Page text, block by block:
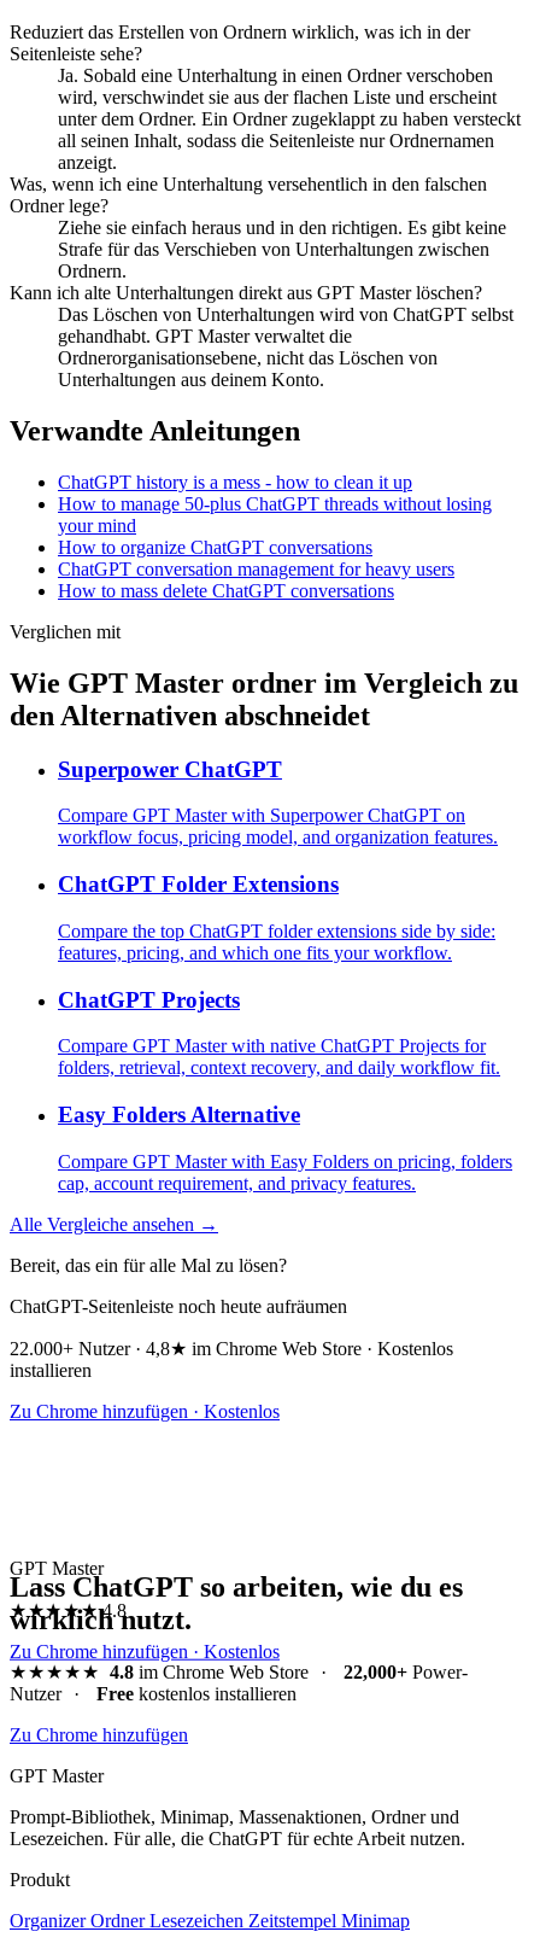
Reduziert das Erstellen von Ordnern wirklich, was ich in der
Seitenleiste sehe?
Ja. Sobald eine Unterhaltung in einen Ordner verschoben
wird, verschwindet sie aus der flachen Liste und erscheint
unter dem Ordner. Ein Ordner zugeklappt zu haben versteckt
all seinen Inhalt, sodass die Seitenleiste nur Ordnernamen
anzeigt.
Was, wenn ich eine Unterhaltung versehentlich in den falschen
Ordner lege?
Ziehe sie einfach heraus und in den richtigen. Es gibt keine
Strafe für das Verschieben von Unterhaltungen zwischen
Ordnern.
Kann ich alte Unterhaltungen direkt aus GPT Master löschen?
Das Löschen von Unterhaltungen wird von ChatGPT selbst
gehandhabt. GPT Master verwaltet die
Ordnerorganisationsebene, nicht das Löschen von
Unterhaltungen aus deinem Konto.
Verwandte Anleitungen
ChatGPT history is a mess - how to clean it up
How to manage 50-plus ChatGPT threads without losing
your mind
How to organize ChatGPT conversations
ChatGPT conversation management for heavy users
How to mass delete ChatGPT conversations
Verglichen mit
Wie GPT Master ordner im Vergleich zu
den Alternativen abschneidet
Superpower ChatGPT
Compare GPT Master with Superpower ChatGPT on
workflow focus, pricing model, and organization features.
ChatGPT Folder Extensions
Compare the top ChatGPT folder extensions side by side:
features, pricing, and which one fits your workflow.
ChatGPT Projects
Compare GPT Master with native ChatGPT Projects for
folders, retrieval, context recovery, and daily workflow fit.
Easy Folders Alternative
Compare GPT Master with Easy Folders on pricing, folders
cap, account requirement, and privacy features.
Alle Vergleiche ansehen →
Bereit, das ein für alle Mal zu lösen?
ChatGPT-Seitenleiste noch heute aufräumen
22.000+ Nutzer · 4,8★ im Chrome Web Store · Kostenlos
installieren
Zu Chrome hinzufügen · Kostenlos
GPT Master
★★★★★4.8
Zu Chrome hinzufügen · Kostenlos
Lass ChatGPT so arbeiten, wie du es
wirklich nutzt.
★★★★★ 4.8im Chrome Web Store · 22,000+Power-
Nutzer
· Free kostenlos installieren
Zu Chrome hinzufügen
GPT Master
Prompt-Bibliothek, Minimap, Massenaktionen, Ordner und
Lesezeichen. Für alle, die ChatGPT für echte Arbeit nutzen.
Produkt
OrganizerOrdnerLesezeichen Zeitstempel Minimap